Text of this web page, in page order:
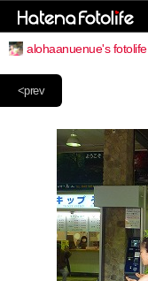
alohaanuenue's fotolife
<prev